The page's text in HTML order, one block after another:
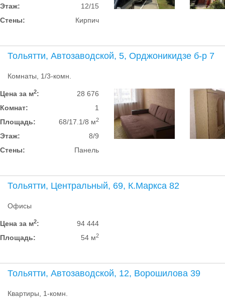
Этаж:
12/15
Стены:
Кирпич
Тольятти, Автозаводской, 5, Орджоникидзе б-р 7
Комнаты, 1/3-комн.
Цена за м2:
28 676
Комнат:
1
Площадь:
68/17.1/8 м2
Этаж:
8/9
Стены:
Панель
Тольятти, Центральный, 69, К.Маркса 82
Офисы
Цена за м2:
94 444
Площадь:
54 м2
Тольятти, Автозаводской, 12, Ворошилова 39
Квартиры, 1-комн.